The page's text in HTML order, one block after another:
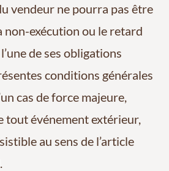
vendeur ne pourra pas être
non-exécution ou le retard
de ses obligations
conditions générales
cas de force majeure,
tout événement extérieur,
au sens de l’article